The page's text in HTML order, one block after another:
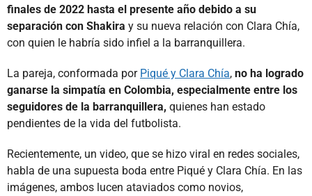
finales de 2022 hasta el presente año debido a su
separación con Shakira y su nueva relación con Clara Chía,
con quien le habría sido infiel a la barranquillera.
La pareja, conformada por Piqué y Clara Chía, no ha logrado
ganarse la simpatía en Colombia, especialmente entre los
seguidores de la barranquillera, quienes han estado
pendientes de la vida del futbolista.
Recientemente, un video, que se hizo viral en redes sociales,
habla de una supuesta boda entre Piqué y Clara Chía. En las
imágenes, ambos lucen ataviados como novios,